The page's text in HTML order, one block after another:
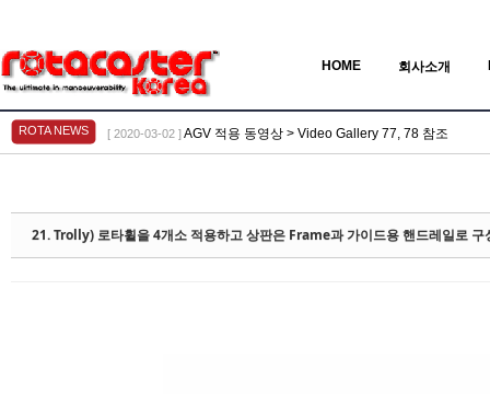
HOME 회사소개
ROTA NEWS [ 2020-03-02 ]AGV 적용 동영상 > Video Gallery 77, 78 참조
21. Trolly) 로타휠을 4개소 적용하고 상판은 Frame과 가이드용 핸드레일로
Sketchbook5, 스케치북5
Sketchbook5, 스케치북5